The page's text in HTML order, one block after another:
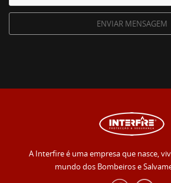
A Interfire é uma empresa que nasce,
mundo dos Bombeiros e